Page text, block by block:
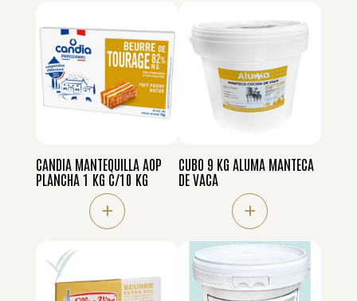
CANDIA MANTEQUILLA AOP
PLANCHA 1 KG C/10 KG
+
CUBO 9 KG ALUMA MANTECA
DE VACA
+